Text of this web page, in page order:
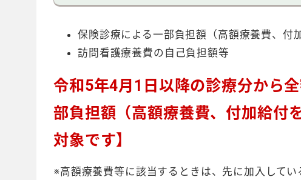
保険診療による一部負担額（高額療養費、付
訪問看護療養費の自己負担額等
令和5年4月1日以降の診療分から
部負担額（高額療養費、付加給付
対象です】
※高額療養費等に該当するときは、先に加入して